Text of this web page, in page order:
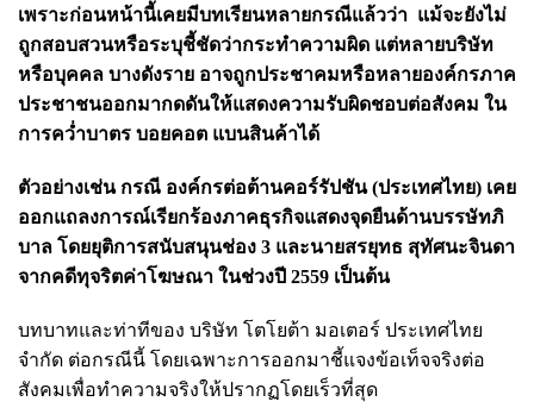
เพราะก่อนหน้านี้เคยมีบทเรียนหลายกรณีแล้วว่า แม้จะยังไม่
ถูกสอบสวนหรือระบุชี้ชัดว่ากระทำความผิด แต่หลายบริษัท
หรือบุคคล บางดังราย อาจถูกประชาคมหรือหลายองค์กรภาค
ประชาชนออกมากดดันให้แสดงความรับผิดชอบต่อสังคม ใน
การคว่ำบาตร บอยคอต แบนสินค้าได้
ตัวอย่างเช่น กรณี องค์กรต่อต้านคอร์รัปชัน (ประเทศไทย) เคย
ออกแถลงการณ์เรียกร้องภาคธุรกิจแสดงจุดยืนด้านบรรษัทภิ
บาล โดยยุติการสนับสนุนช่อง 3 และนายสรยุทธ สุทัศนะจินดา
จากคดีทุจริตค่าโฆษณา ในช่วงปี 2559 เป็นต้น
บทบาทและท่าทีของ บริษัท โตโยต้า มอเตอร์ ประเทศไทย
จำกัด ต่อกรณีนี้ โดยเฉพาะการออกมาชี้แจงข้อเท็จจริงต่อ
สังคมเพื่อทำความจริงให้ปรากฏโดยเร็วที่สุด